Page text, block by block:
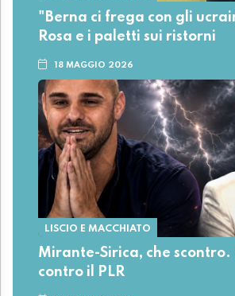
"Berna ci frega con gli
Rosa e i paletti sui ristorni
18 MAGGIO 2026
LISCIO E MACCHIATO
Mirante-Sirica, che scontro.
contro il PLR